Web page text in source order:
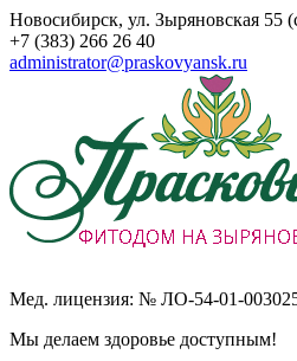
Новосибирск, ул. Зыряновская 55
+7 (383) 266 26 40
administrator@praskovyansk.ru
Мед. лицензия: № ЛО-54-01-
Мы делаем здоровье доступным!